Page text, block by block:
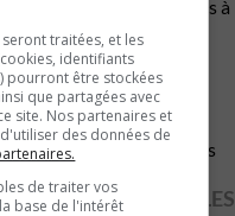
mais les essais physiques à
Le défi sera aussi
chimies de batteries
prochaine des
de recharge
devient critique. Une
en plein hiver ou sous
mêmes contraintes.
DES VÉHICULES
traitées, et les
identifiants
pourront être stockées
que partagées avec
site. Nos partenaires et
des données de
de traiter vos
base de l'intérêt